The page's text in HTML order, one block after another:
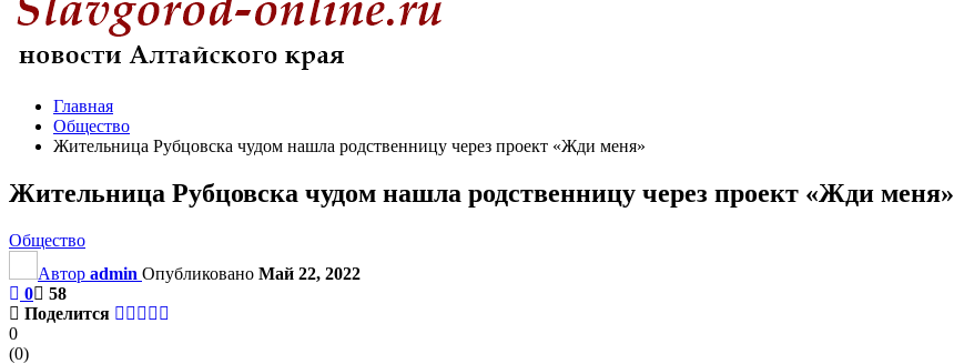
Главная
Общество
Жительница Рубцовска чудом нашла родственницу через проект «Жди меня»
Жительница Рубцовска чудом нашла родственницу через проект «Жди меня»
Общество
Автор admin Опубликовано Май 22, 2022
0
58
Поделится
0
(0)